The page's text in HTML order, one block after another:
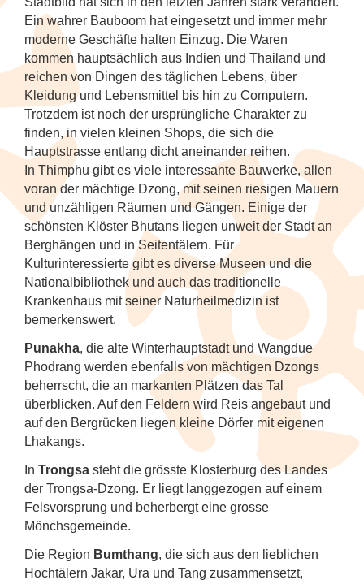
Ein wahrer Bauboom hat eingesetzt und immer mehr
moderne Geschäfte halten Einzug. Die Waren
kommen hauptsächlich aus Indien und Thailand und
reichen von Dingen des täglichen Lebens, über
Kleidung und Lebensmittel bis hin zu Computern.
Trotzdem ist noch der ursprüngliche Charakter zu
finden, in vielen kleinen Shops, die sich die
Hauptstrasse entlang dicht aneinander reihen.
In Thimphu gibt es viele interessante Bauwerke, allen
voran der mächtige Dzong, mit seinen riesigen Mauern
und unzähligen Räumen und Gängen. Einige der
schönsten Klöster Bhutans liegen unweit der Stadt an
Berghängen und in Seitentälern. Für
Kulturinteressierte gibt es diverse Museen und die
Nationalbibliothek und auch das traditionelle
Krankenhaus mit seiner Naturheilmedizin ist
bemerkenswert.
Punakha, die alte Winterhauptstadt und Wangdue
Phodrang werden ebenfalls von mächtigen Dzongs
beherrscht, die an markanten Plätzen das Tal
überblicken. Auf den Feldern wird Reis angebaut und
auf den Bergrücken liegen kleine Dörfer mit eigenen
Lhakangs.
In Trongsa steht die grösste Klosterburg des Landes
der Trongsa-Dzong. Er liegt langgezogen auf einem
Felsvorsprung und beherbergt eine grosse
Mönchsgemeinde.
Die Region Bumthang, die sich aus den lieblichen
Hochtälern Jakar, Ura und Tang zusammensetzt,
Diverses
Sehenswertes
Kunst & Handwerk 1
Luxusreisen 7
Schiffsreisen und Fluss-
Kreuzfahrten
9
Spirituelle Reisen 4
Tee & Gewürze 4
Zugreisen
Wellness & Entspannung auf Sri Lanka
Familienreise Sri Lanka
Familienreise Thailand
Kandy Esala Perahera Sri Lanka
NEU: Schlemmerreise Thailand
Thailand: Streetfood, Rooftops und Flip-
Flops
Vietnam für Geniesser
NEU: Traumhaftes Thailand
durchs Mekong-Delta
NEU: Flusskreuzfahrt mit der RV River
Kwai
Hausboot-Kreuzfahrt auf den
Backwaters
Flusskreuzfahrt auf dem Brahmaputra
NEU: Indonesien
Japan
Korea (Südkorea)
Mongolei
Myanmar (Burma)
Nepal
Spirituelle Reisen
Sri Lanka
Thailand